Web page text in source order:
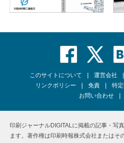
このサイトについて 運営会社
リンクポリシー
免責
特
お問い合わせ
印刷ジャーナルDIGITALに掲載の記事・写
ます。著作権は印刷時報株式会社またはそ